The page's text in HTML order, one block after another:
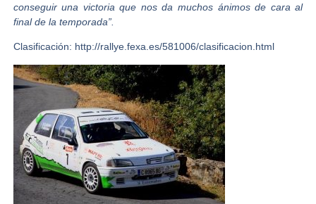
conseguir una victoria que nos da muchos ánimos de cara al
final de la temporada”.
Clasificación: http://rallye.fexa.es/581006/clasificacion.html